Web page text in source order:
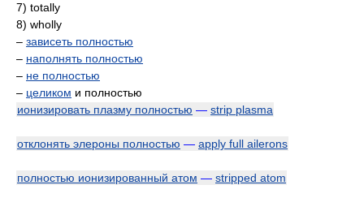
7) totally
8) wholly
– зависеть полностью
– наполнять полностью
– не полностью
– целиком и полностью
ионизировать плазму полностью — strip plasma
отклонять элероны полностью — apply full ailerons
полностью ионизированный атом — stripped atom